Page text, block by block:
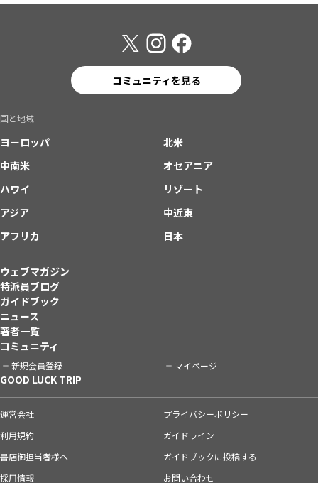
コミュニティを見る
国と地域
ヨーロッパ
北米
中南米
オセアニア
ハワイ
リゾート
アジア
中近東
アフリカ
日本
ウェブマガジン
特派員ブログ
ガイドブック
ニュース
著者一覧
コミュニティ
新規会員登録 マイページ
GOOD LUCK TRIP
運営会社
プライバシーポリシー
利用規約
ガイドライン
書店御担当者様へ
ガイドブックに投稿する
採用情報
お問い合わせ